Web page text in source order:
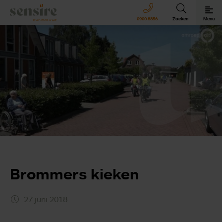
Sensire logo
0900 8856 Zoeken Menu
Sensire bij u thuis
Revalideren met Sensire
Wonen en zorg met Sensire
Meer over Sensire
Brommers kieken
27 juni 2018